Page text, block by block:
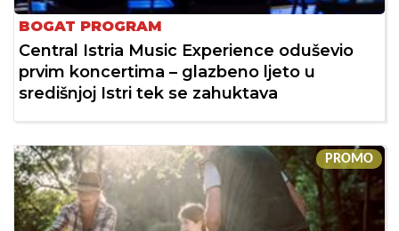
BOGAT PROGRAM
Central Istria Music Experience oduševio
prvim koncertima – glazbeno ljeto u
središnjoj Istri tek se zahuktava
PROMO